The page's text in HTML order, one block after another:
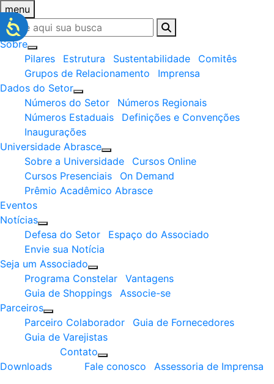
menu
Sobre
Pilares
Estrutura Sustentabilidade
Comitês
Grupos de Relacionamento
Imprensa
Dados do Setor
Números do Setor
Números Regionais
Números Estaduais
Definições e Convenções
Inaugurações
Universidade Abrasce
Sobre a Universidade
Cursos Online
Cursos Presenciais
On Demand
Prêmio Acadêmico Abrasce
Eventos
Notícias
Defesa do Setor
Espaço do Associado
Envie sua Notícia
Seja um Associado
Programa Constelar
Vantagens
Guia de Shoppings
Associe-se
Parceiros
Parceiro Colaborador
Guia de Fornecedores
Guia de Varejistas
Downloads
Contato
Fale conosco
Assessoria de Imprensa